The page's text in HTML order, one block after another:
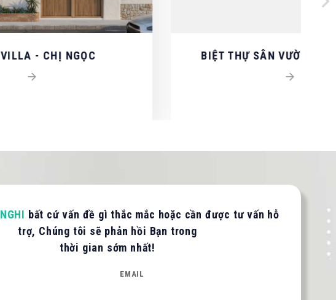
BIỆT THỰ SÂN VƯỜN - ANH TUYỀN
bất cứ vấn đề gì thắc mắc hoặc cần được tư vấn hỗ
trợ, Chúng tôi sẽ phản hồi Bạn trong
thời gian sớm nhất!
EMAIL